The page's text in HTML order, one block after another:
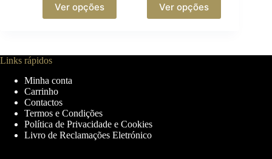
Ver opções
product
has
The
on
the
product
page
Ver opções
product
has
The
Links rápidos
Minha conta
Carrinho
Contactos
Termos e Condições
Política de Privacidade e Cookies
Livro de Reclamações Eletrónico